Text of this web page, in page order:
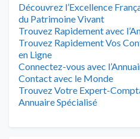
Découvrez l’Excellence
du Patrimoine Vivant
Trouvez Rapidement avec
Trouvez Rapidement Vos
en Ligne
Connectez-vous avec
Contact avec le Monde
Trouvez Votre Expert-
Annuaire Spécialisé